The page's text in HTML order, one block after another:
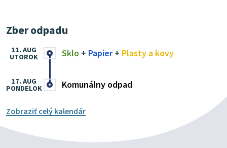
Zber odpadu
Sklo + Papier+ Plasty a kovy
11. AUG
UTOROK
Komunálny odpad
17. AUG
PONDELOK
Zobraziť celý kalendár